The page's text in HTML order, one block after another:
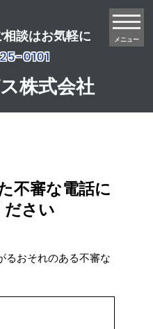
メニュー
談はお気軽に
0101
株式会社
不審な電話に
ださい
るおそれのある不審な